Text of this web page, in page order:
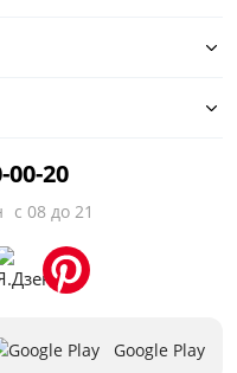
00-20
с 08 до 21
Google Play